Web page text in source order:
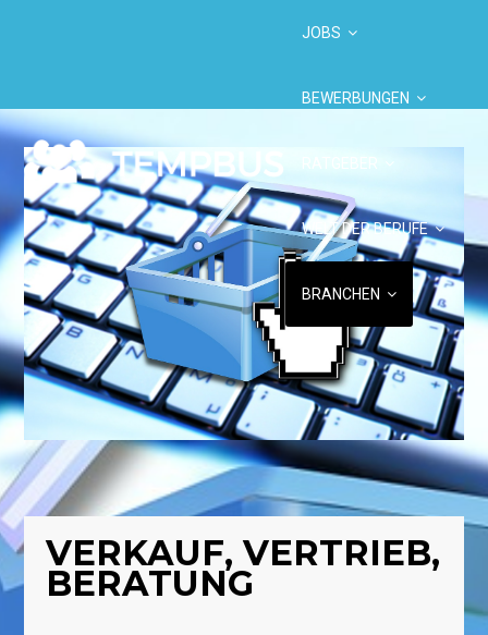
JOBS
BEWERBUNGEN
RATGEBER
WELT DER BERUFE
BRANCHEN
VERKAUF, VERTRIEB,
BERATUNG